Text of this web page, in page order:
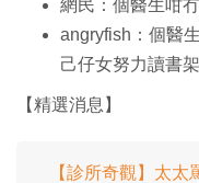
網民：個醫生咁
angryfish：個醫
己仔女努力讀書
【精選消息】
【診所奇觀】太